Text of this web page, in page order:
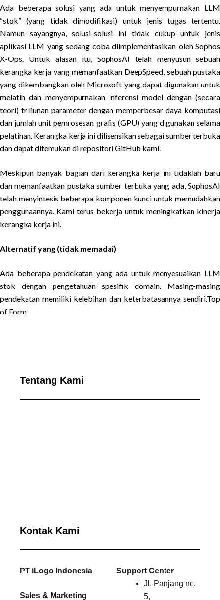
Ada beberapa solusi yang ada untuk menyempurnakan LLM
“stok” (yang tidak dimodifikasi) untuk jenis tugas tertentu.
Namun sayangnya, solusi-solusi ini tidak cukup untuk jenis
aplikasi LLM yang sedang coba diimplementasikan oleh Sophos
X-Ops. Untuk alasan itu, SophosAI telah menyusun sebuah
kerangka kerja yang memanfaatkan DeepSpeed, sebuah pustaka
yang dikembangkan oleh Microsoft yang dapat digunakan untuk
melatih dan menyempurnakan inferensi model dengan (secara
teori) triliunan parameter dengan memperbesar daya komputasi
dan jumlah unit pemrosesan grafis (GPU) yang digunakan selama
pelatihan. Kerangka kerja ini dilisensikan sebagai sumber terbuka
dan dapat ditemukan di repositori GitHub kami.
Meskipun banyak bagian dari kerangka kerja ini tidaklah baru
dan memanfaatkan pustaka sumber terbuka yang ada, SophosAI
telah menyintesis beberapa komponen kunci untuk memudahkan
penggunaannya. Kami terus bekerja untuk meningkatkan kinerja
kerangka kerja ini.
Alternatif yang (tidak memadai)
Ada beberapa pendekatan yang ada untuk menyesuaikan LLM
stok dengan pengetahuan spesifik domain. Masing-masing
pendekatan memiliki kelebihan dan keterbatasannya sendiri.Top
of Form
Tentang Kami
Kontak Kami
PT iLogo Indonesia
Sales & Marketing
Support Center
Jl. Panjang no.
5,